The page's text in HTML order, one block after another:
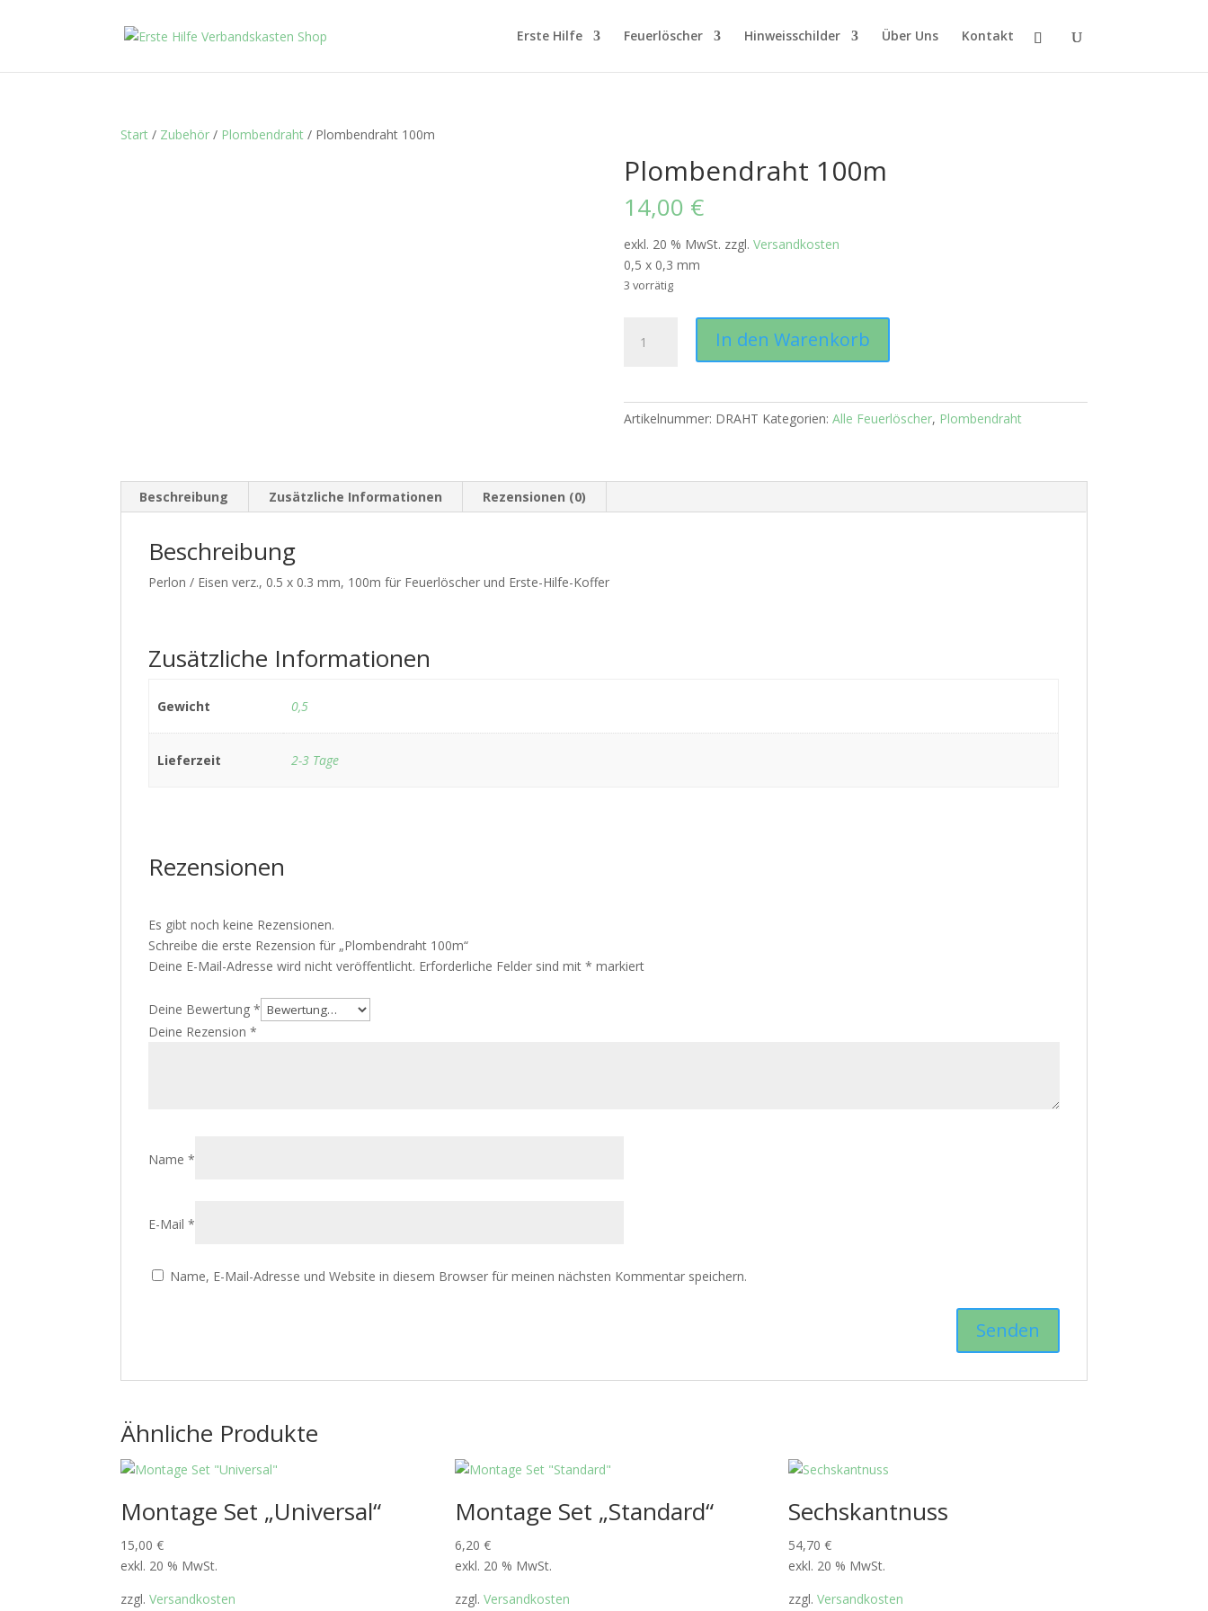
Erste Hilfe Feuerlöscher Hinweisschilder Über Uns Kontakt
Start / Zubehör / Plombendraht / Plombendraht 100m
Plombendraht 100m
14,00 €
exkl. 20 % MwSt. zzgl. Versandkosten
0,5 x 0,3 mm
3 vorrätig
100m
In den Warenkorb
Artikelnummer: DRAHT Kategorien: Alle Feuerlöscher, Plombendraht
Beschreibung Zusätzliche Informationen Rezensionen (0)
Beschreibung
Perlon / Eisen verz., 0.5 x 0.3 mm, 100m für Feuerlöscher und Erste-Hilfe-Koffer
Zusätzliche Informationen
Gewicht 0,5
Lieferzeit 2-3 Tage
Rezensionen
Es gibt noch keine Rezensionen.
Schreibe die erste Rezension für „Plombendraht 100m“
Deine E-Mail-Adresse wird nicht veröffentlicht. Erforderliche Felder sind mit* markiert
Deine Bewertung*
Deine Rezension*
Name*
E-Mail*
Name, E-Mail-Adresse und Website in diesem Browser für meinen nächsten Kommentar speichern.
Ähnliche Produkte
Montage Set „Universal“
15,00€
exkl. 20 % MwSt.
zzgl.Versandkosten
Montage Set „Standard“
6,20 €
exkl. 20 % MwSt.
zzgl. Versandkosten
Sechskantnuss
54,70€
exkl. 20 % MwSt.
zzgl.Versandkosten